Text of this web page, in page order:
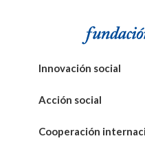
Innovación social
Acción social
Cooperación